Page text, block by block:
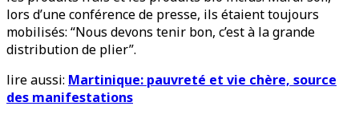
lors d’une conférence de presse, ils étaient toujours
mobilisés: “Nous devons tenir bon, c’est à la grande
distribution de plier”.
lire aussi: Martinique: pauvreté et vie chère, source
des manifestations